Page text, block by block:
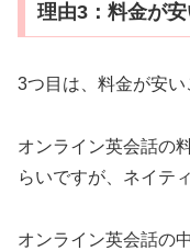
理由3：料金が
3つ目は、料金が安い
オンライン英会話の
らいですが、ネイテ
オンライン英会話の